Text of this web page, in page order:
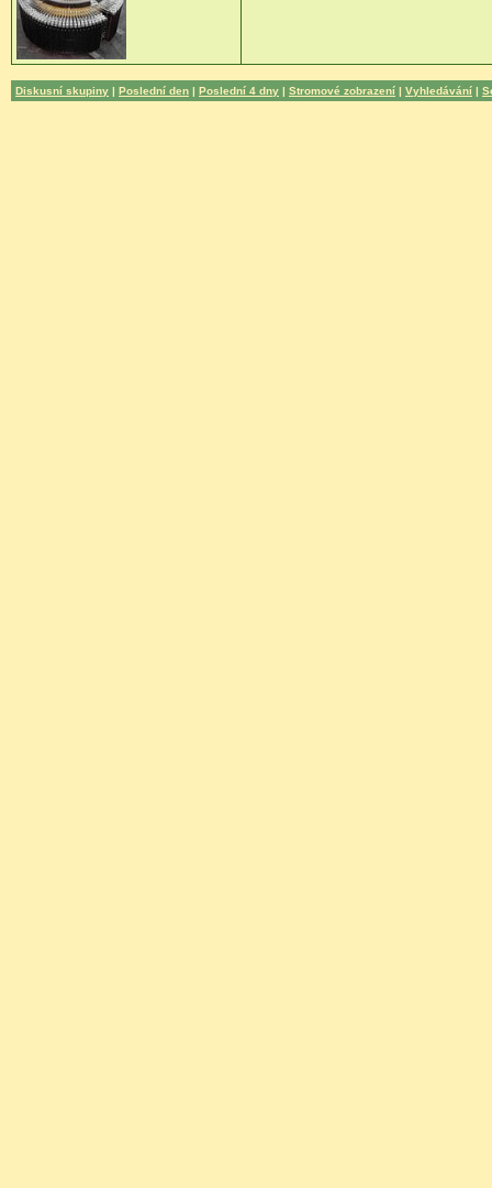
Diskusní skupiny | Poslední den | Poslední 4 dny | Stromové zobrazení | Vyhledávání |